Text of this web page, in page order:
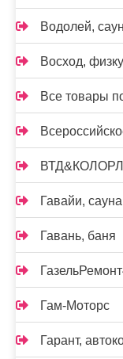
Водолей,
Восход,
Все товары
Гавайи, сауна
Гавань, баня
Гам-Моторс
Гарант,